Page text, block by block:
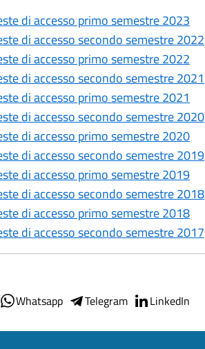
di accesso primo semestre 2023
di accesso secondo semestre 2022
di accesso primo semestre 2022
di accesso secondo semestre 2021
di accesso primo semestre 2021
di accesso secondo semestre 2020
di accesso primo semestre 2020
di accesso secondo semestre 2019
di accesso primo semestre 2019
di accesso secondo semestre 2018
di accesso primo semestre 2018
di accesso secondo semestre 2017
Whatsapp Telegram LinkedIn